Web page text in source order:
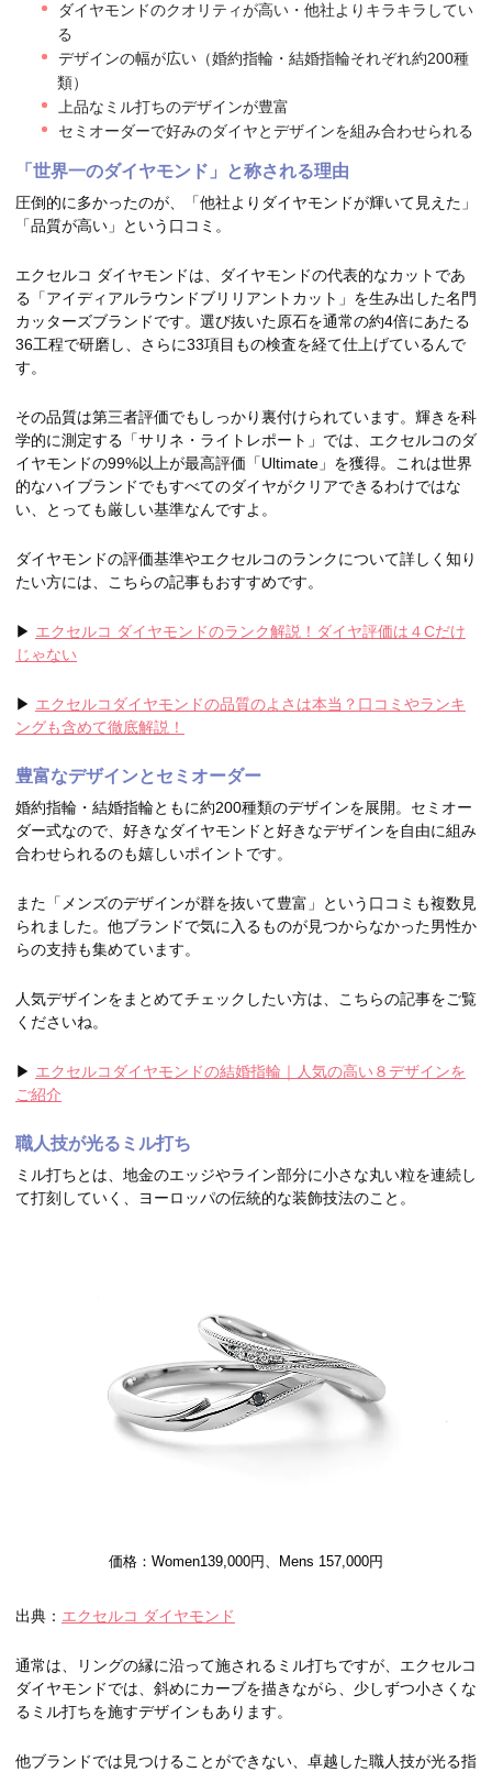
ダイヤモンドのクオリティが高い・他社よりキラキラしてい
る
デザインの幅が広い（婚約指輪・結婚指輪それぞれ約200種
類）
上品なミル打ちのデザインが豊富
セミオーダーで好みのダイヤとデザインを組み合わせられる
「世界一のダイヤモンド」と称される理由
圧倒的に多かったのが、「他社よりダイヤモンドが輝いて見えた」
「品質が高い」という口コミ。
エクセルコ ダイヤモンドは、ダイヤモンドの代表的なカットであ
る「アイディアルラウンドブリリアントカット」を生み出した名門
カッターズブランドです。選び抜いた原石を通常の約4倍にあたる
36工程で研磨し、さらに33項目もの検査を経て仕上げているんで
す。
その品質は第三者評価でもしっかり裏付けられています。輝きを科
学的に測定する「サリネ・ライトレポート」では、エクセルコのダ
イヤモンドの99%以上が最高評価「Ultimate」を獲得。これは世界
的なハイブランドでもすべてのダイヤがクリアできるわけではな
い、とっても厳しい基準なんですよ。
ダイヤモンドの評価基準やエクセルコのランクについて詳しく知り
たい方には、こちらの記事もおすすめです。
▶ エクセルコ ダイヤモンドのランク解説！ダイヤ評価は４Cだけ
じゃない
▶ エクセルコダイヤモンドの品質のよさは本当？口コミやランキ
ングも含めて徹底解説！
豊富なデザインとセミオーダー
婚約指輪・結婚指輪ともに約200種類のデザインを展開。セミオー
ダー式なので、好きなダイヤモンドと好きなデザインを自由に組み
合わせられるのも嬉しいポイントです。
また「メンズのデザインが群を抜いて豊富」という口コミも複数見
られました。他ブランドで気に入るものが見つからなかった男性か
らの支持も集めています。
人気デザインをまとめてチェックしたい方は、こちらの記事をご覧
くださいね。
▶ エクセルコダイヤモンドの結婚指輪｜人気の高い８デザインを
ご紹介
職人技が光るミル打ち
ミル打ちとは、地金のエッジやライン部分に小さな丸い粒を連続し
て打刻していく、ヨーロッパの伝統的な装飾技法のこと。
価格：Women139,000円、Mens 157,000円
出典： エクセルコ ダイヤモンド
通常は、リングの縁に沿って施されるミル打ちですが、エクセルコ
ダイヤモンドでは、斜めにカーブを描きながら、少しずつ小さくな
るミル打ちを施すデザインもあります。
他ブランドでは見つけることができない、卓越した職人技が光る指